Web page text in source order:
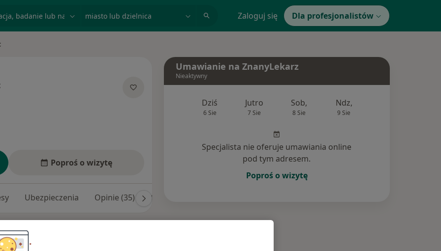
Zaloguj się Dla profesjonalistów
Poproś o wizytę
Ubezpieczenia Opinie (35) Odpowiedzi na pytania (5)
Umawianie na ZnanyLekarz
Nieaktywny
Dziś
6 Sie
Jutro
7 Sie
Sob,
8 Sie
Ndz,
9 Sie
Specjalista nie oferuje umawiania online
pod tym adresem.
Poproś o wizytę